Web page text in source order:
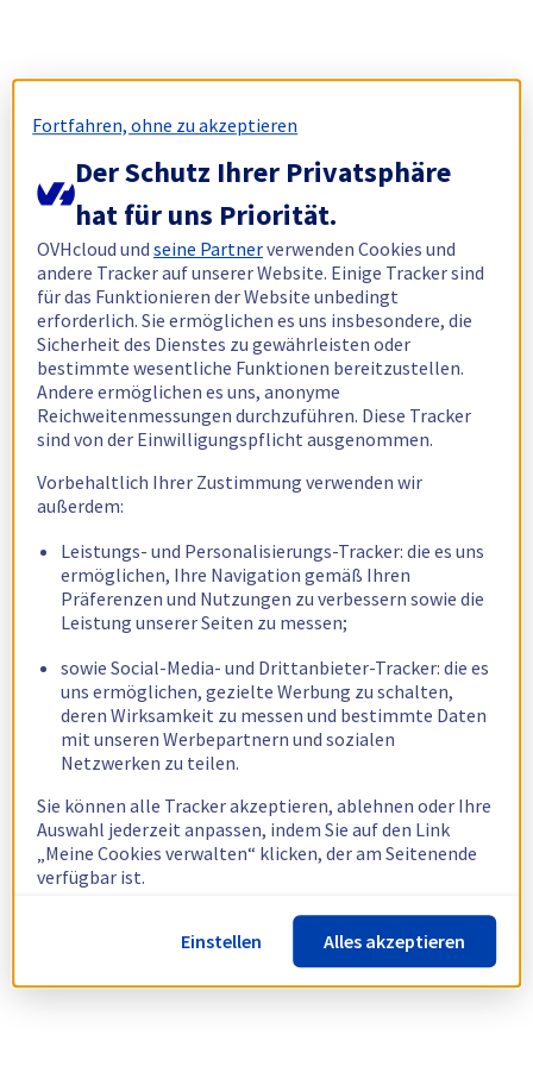
Fortfahren, ohne zu akzeptieren
Der Schutz Ihrer Privatsphäre
hat für uns Priorität.
OVHcloud undseine Partnerverwenden Cookies und
andere Tracker auf unserer Website. Einige Tracker sind
für das Funktionieren der Website unbedingt
erforderlich. Sie ermöglichen es uns insbesondere, die
Sicherheit des Dienstes zu gewährleisten oder
bestimmte wesentliche Funktionen bereitzustellen.
Andere ermöglichen es uns, anonyme
Reichweitenmessungen durchzuführen. Diese Tracker
sind von der Einwilligungspflicht ausgenommen.
Vorbehaltlich Ihrer Zustimmung verwenden wir
außerdem:
Leistungs- und Personalisierungs-Tracker: die es uns
ermöglichen, Ihre Navigation gemäß Ihren
Präferenzen und Nutzungen zu verbessern sowie die
Leistung unserer Seiten zu messen;
sowie Social-Media- und Drittanbieter-Tracker: die es
uns ermöglichen, gezielte Werbung zu schalten,
deren Wirksamkeit zu messen und bestimmte Daten
mit unseren Werbepartnern und sozialen
Netzwerken zu teilen.
Sie können alle Tracker akzeptieren, ablehnen oder Ihre
Auswahl jederzeit anpassen, indem Sie auf den Link
„Meine Cookies verwalten“ klicken, der am Seitenende
verfügbar ist.
Weitere Informationen finden Sie in unsererRichtlinie
zur Verwendung von Cookies.
Einstellen Alles akzeptieren